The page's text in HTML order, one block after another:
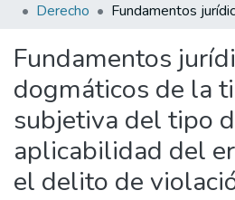
All of DSpace
Statistics
Derecho
Fundamentos
dogmáticos de la
subjetiva del tipo
aplicabilidad del
el delito de